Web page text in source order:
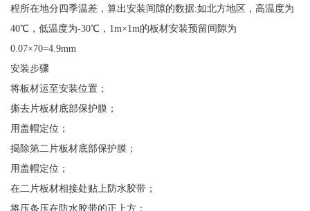
程所在地分四季温差，算出安装间隙的数据:如北方地区，高温度为
40℃，低温度为-30℃，1m×1m的板材安装预留间隙为
0.07×70=4.9mm
安装步骤
将板材运至安装位置；
撕去片板材底部保护膜；
用盖帽定位；
揭除第二片板材底部保护膜；
用盖帽定位；
在二片板材相接处贴上防水胶带；
将压条压在防水胶带的正上方；